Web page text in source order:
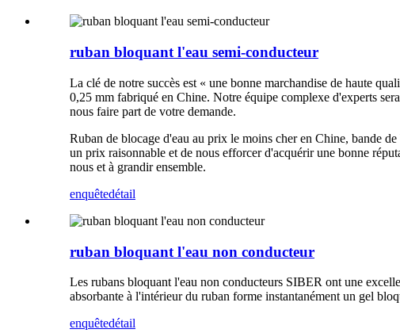
ruban bloquant l'eau semi-conducteur
La clé de notre succès est « une bonne marchandise de haute
0,25 mm fabriqué en Chine. Notre équipe complexe d'experts
nous faire part de votre demande.
Ruban de blocage d'eau au prix le moins cher en Chine, bande
un prix raisonnable et de nous efforcer d'acquérir une bonne
nous et à grandir ensemble.
enquêtedétail
ruban bloquant l'eau non conducteur
Les rubans bloquant l'eau non conducteurs SIBER ont une
absorbante à l'intérieur du ruban forme instantanément un gel
enquêtedétail